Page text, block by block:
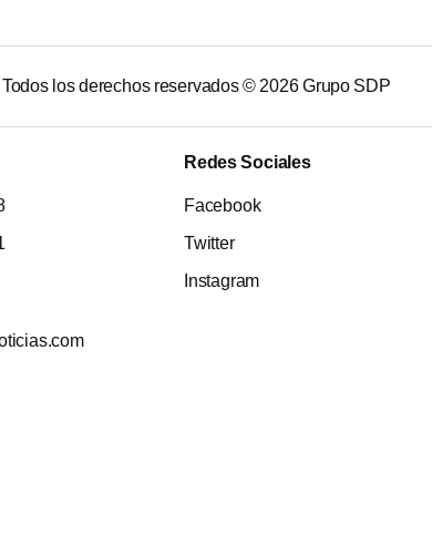
Todos los derechos reservados © 2026Grupo SDP
Redes Sociales
Facebook
Twitter
Instagram